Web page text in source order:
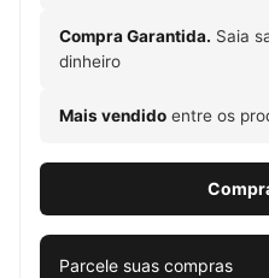
Compra Garantida. Saia
dinheiro
Mais vendido entre os
Parcele suas compras